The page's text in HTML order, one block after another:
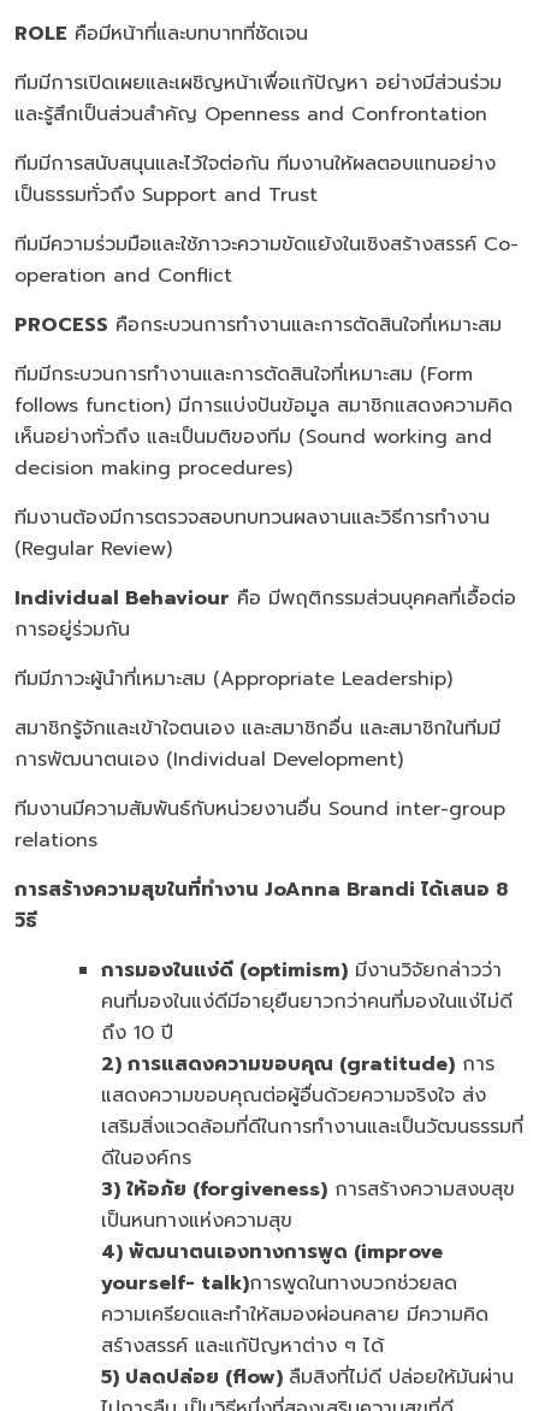
ROLE คือมีหน้าที่และบทบาทที่ชัดเจน
ทีมมีการเปิดเผยและเผชิญหน้าเพื่อแก้ปัญหา อย่างมีส่วนร่วม
และรู้สึกเป็นส่วนสำคัญ Openness and Confrontation
ทีมมีการสนับสนุนและไว้ใจต่อกัน ทีมงานให้ผลตอบแทนอย่าง
เป็นธรรมทั่วถึง Support and Trust
ทีมมีความร่วมมือและใช้ภาวะความขัดแย้งในเชิงสร้างสรรค์ Co-
operation and Conflict
PROCESS คือกระบวนการทำงานและการตัดสินใจที่เหมาะสม
ทีมมีกระบวนการทำงานและการตัดสินใจที่เหมาะสม (Form
follows function) มีการแบ่งปันข้อมูล สมาชิกแสดงความคิด
เห็นอย่างทั่วถึง และเป็นมติของทีม (Sound working and
decision making procedures)
ทีมงานต้องมีการตรวจสอบทบทวนผลงานและวิธีการทำงาน
(Regular Review)
Individual Behaviour คือ มีพฤติกรรมส่วนบุคคลที่เอื้อต่อ
การอยู่ร่วมกัน
ทีมมีภาวะผู้นำที่เหมาะสม (Appropriate Leadership)
สมาชิกรู้จักและเข้าใจตนเอง และสมาชิกอื่น และสมาชิกในทีมมี
การพัฒนาตนเอง (Individual Development)
ทีมงานมีความสัมพันธ์กับหน่วยงานอื่น Sound inter-group
relations
การสร้างความสุขในที่ทำงาน JoAnna Brandi ได้เสนอ 8
วิธี
การมองในแง่ดี (optimism) มีงานวิจัยกล่าวว่า
คนที่มองในแง่ดีมีอายุยืนยาวกว่าคนที่มองในแง่ไม่ดี
ถึง 10 ปี
2) การแสดงความขอบคุณ (gratitude) การ
แสดงความขอบคุณต่อผู้อื่นด้วยความจริงใจ ส่ง
เสริมสิ่งแวดล้อมที่ดีในการทำงานและเป็นวัฒนธรรมที่
ดีในองค์กร
3) ให้อภัย (forgiveness) การสร้างความสงบสุข
เป็นหนทางแห่งความสุข
4) พัฒนาตนเองทางการพูด (improve
yourself- talk)การพูดในทางบวกช่วยลด
ความเครียดและทำให้สมองผ่อนคลาย มีความคิด
สร์างสรรค์ และแก้ปัญหาต่าง ๆ ได้
5) ปลดปล่อย (flow) ลืมสิงที่ไม่ดี ปล่อยให้มันผ่าน